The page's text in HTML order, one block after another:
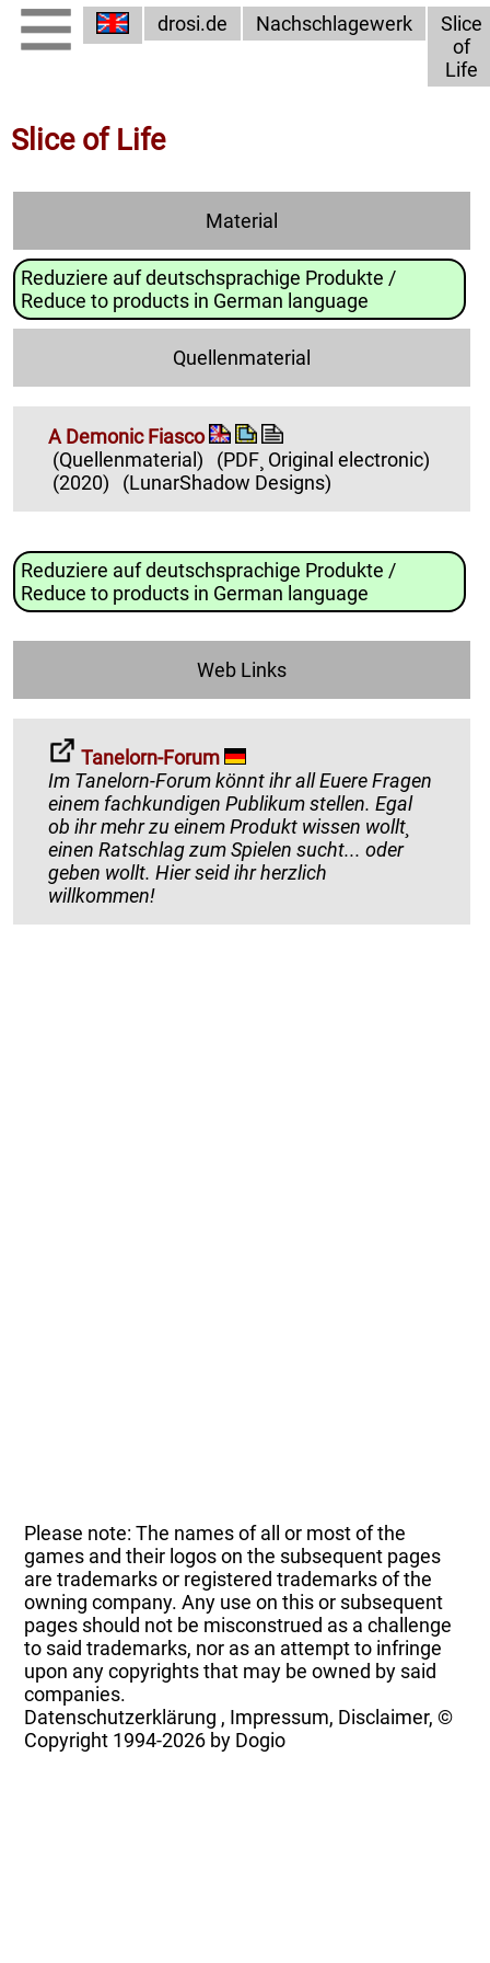
drosi.de Nachschlagewerk
Slice
of
Life
Slice of Life
Material
Reduziere auf deutschsprachige Produkte /
Reduce to products in German language
Quellenmaterial
A Demonic Fiasco
(Quellenmaterial)
(PDF¸ Original electronic)
(2020)
(LunarShadow Designs)
Reduziere auf deutschsprachige Produkte /
Reduce to products in German language
Web Links
Tanelorn-Forum
Im Tanelorn-Forum könnt ihr all Euere Fragen
einem fachkundigen Publikum stellen. Egal
ob ihr mehr zu einem Produkt wissen wollt¸
einen Ratschlag zum Spielen sucht... oder
geben wollt. Hier seid ihr herzlich
willkommen!
Please note: The names of all or most of the
games and their logos on the subsequent pages
are trademarks or registered trademarks of the
owning company. Any use on this or subsequent
pages should not be misconstrued as a challenge
to said trademarks, nor as an attempt to infringe
upon any copyrights that may be owned by said
companies.
Datenschutzerklärung , Impressum, Disclaimer, ©
Copyright 1994-2026 by Dogio